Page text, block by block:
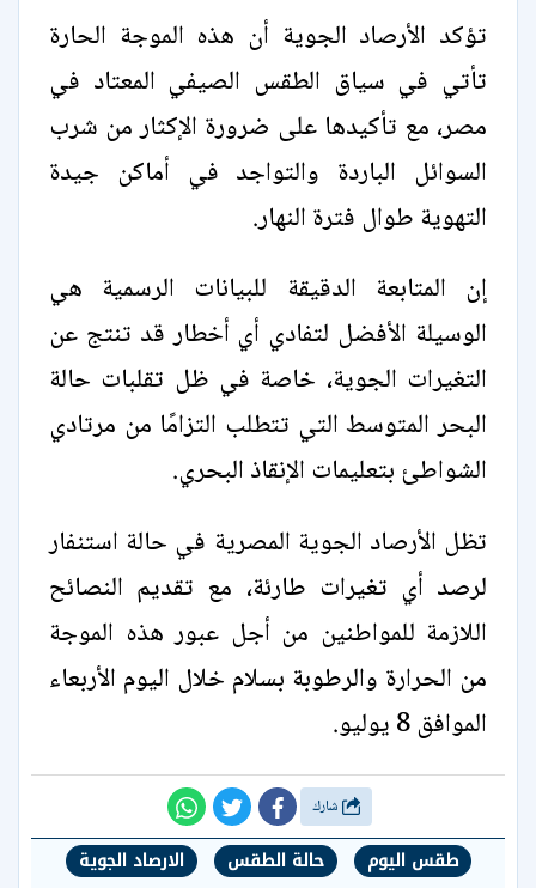
تؤكد الأرصاد الجوية أن هذه الموجة الحارة
تأتي في سياق الطقس الصيفي المعتاد في
مصر، مع تأكيدها على ضرورة الإكثار من شرب
السوائل الباردة والتواجد في أماكن جيدة
التهوية طوال فترة النهار.
إن المتابعة الدقيقة للبيانات الرسمية هي
الوسيلة الأفضل لتفادي أي أخطار قد تنتج عن
التغيرات الجوية، خاصة في ظل تقلبات حالة
البحر المتوسط التي تتطلب التزامًا من مرتادي
الشواطئ بتعليمات الإنقاذ البحري.
تظل الأرصاد الجوية المصرية في حالة استنفار
لرصد أي تغيرات طارئة، مع تقديم النصائح
اللازمة للمواطنين من أجل عبور هذه الموجة
من الحرارة والرطوبة بسلام خلال اليوم الأربعاء
الموافق 8 يوليو.
طقس اليوم حالة الطقس
الارصاد الجوية